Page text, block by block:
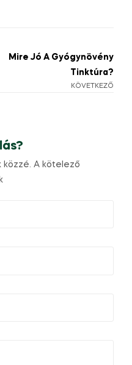
KÖVETKEZŐ
Mire Jó A Gyógynövény
Tinktúra?
közzé. A kötelező